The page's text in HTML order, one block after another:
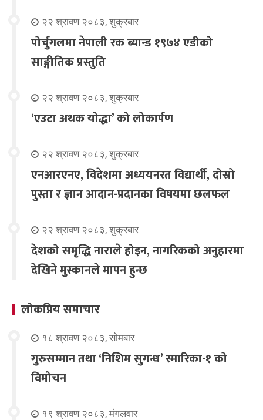
२२ श्रावण २०८३, शुक्रबार
पोर्चुगलमा नेपाली रक ब्यान्ड १९७४ एडीको
साङ्गीतिक प्रस्तुति
२२ श्रावण २०८३, शुक्रबार
‘एउटा अथक योद्धा’ को लोकार्पण
२२ श्रावण २०८३, शुक्रबार
एनआरएनए, विदेशमा अध्ययनरत विद्यार्थी, दोस्रो
पुस्ता र ज्ञान आदान-प्रदानका विषयमा छलफल
२२ श्रावण २०८३, शुक्रबार
देशको समृद्धि नाराले होइन, नागरिकको अनुहारमा
देखिने मुस्कानले मापन हुन्छ
लोकप्रिय समाचार
१८ श्रावण २०८३, सोमबार
गुरुसम्मान तथा ‘निशिम सुगन्ध’ स्मारिका-१ को
विमोचन
१९ श्रावण २०८३, मंगलवार